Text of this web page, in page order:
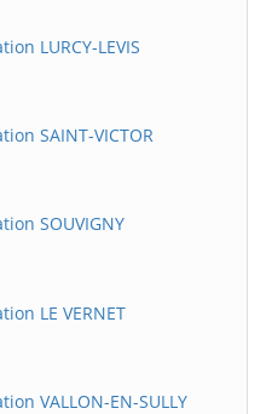
LURCY-LEVIS
SAINT-VICTOR
SOUVIGNY
LE VERNET
VALLON-EN-SULLY